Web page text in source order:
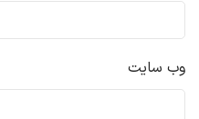
وب‌ سایت